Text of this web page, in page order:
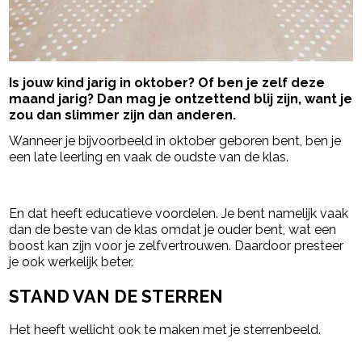
Is jouw kind jarig in oktober? Of ben je zelf deze
maand jarig? Dan mag je ontzettend blij zijn, want je
zou dan slimmer zijn dan anderen.
Wanneer je bijvoorbeeld in oktober geboren bent, ben je
een late leerling en vaak de oudste van de klas.
En dat heeft educatieve voordelen. Je bent namelijk vaak
dan de beste van de klas omdat je ouder bent, wat een
boost kan zijn voor je zelfvertrouwen. Daardoor presteer
je ook werkelijk beter.
STAND VAN DE STERREN
Het heeft wellicht ook te maken met je sterrenbeeld.